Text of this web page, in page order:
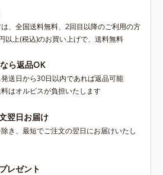
、全国送料無料、2回目以降のご利用の方
以上(税込)のお買い上げで、送料無料
ら返品OK
送日から30日以内であれば返品可能
はオルビスが負担いたします
翌日お届け
き、最短でご注文の翌日にお届けいたし
レゼント